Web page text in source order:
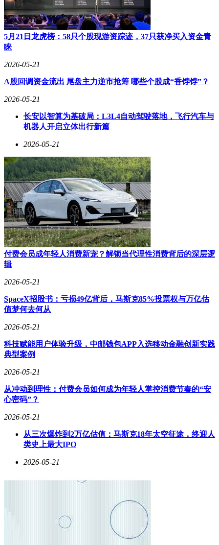
5月21日龙虎榜：58只个股现游资踪迹，37只获净买入资金青
睐
2026-05-21
A股回调资金流出 尾盘主力逆市抢筹 哪些个股成“香饽饽”？
2026-05-21
长安以智算为基破局：L3L4自动驾驶落地，飞行汽车与
机器人开启立体出行新篇
2026-05-21
付费会员成年轻人消费新宠？解锁当代理性消费背后的深层逻
辑
2026-05-21
SpaceX招股书：亏损49亿背后，马斯克85%投票权与万亿估
值梦何去何从
2026-05-21
科技赋能用户体验升级，中邮钱包APP入选移动金融创新实践
典型案例
2026-05-21
从冲动到理性：付费会员如何成为年轻人掌控消费节奏的“安
心密码”？
2026-05-21
从三次爆炸到2万亿估值：马斯克18年太空征途，终迎人
类史上最大IPO
2026-05-21